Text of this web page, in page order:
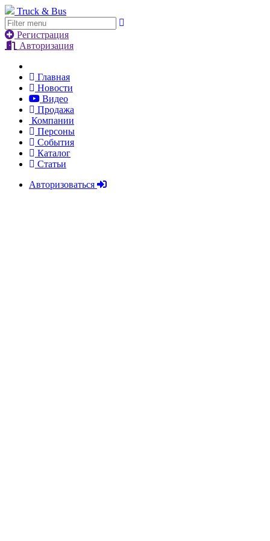
Truck & Bus
Регистрация
Авторизация
Главная
Новости
Видео
Продажа
Компании
Персоны
События
Каталог
Статьи
Авторизоваться